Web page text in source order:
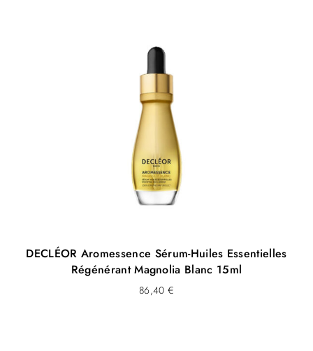
Les listes d’ingrédients entrant dans la composition des
Avant d’utiliser un produit de notre marque, vous êtes
invités à lire la liste d’ingrédients figurant sur son emballage
afin de vous assurer que les ingrédients sont adaptés à votre
DECLÉOR Aromessence Sérum-Huiles Essentielles
Régénérant Magnolia Blanc 15ml
86,40 €